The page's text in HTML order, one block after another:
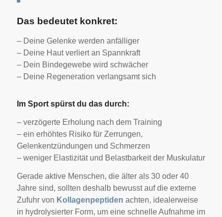
Das bedeutet konkret:
– Deine Gelenke werden anfälliger
– Deine Haut verliert an Spannkraft
– Dein Bindegewebe wird schwächer
– Deine Regeneration verlangsamt sich
Im Sport spürst du das durch:
– verzögerte Erholung nach dem Training
– ein erhöhtes Risiko für Zerrungen,
Gelenkentzündungen und Schmerzen
– weniger Elastizität und Belastbarkeit der Muskulatur
Gerade aktive Menschen, die älter als 30 oder 40
Jahre sind, sollten deshalb bewusst auf die externe
Zufuhr von Kollagenpeptiden achten, idealerweise
in hydrolysierter Form, um eine schnelle Aufnahme im